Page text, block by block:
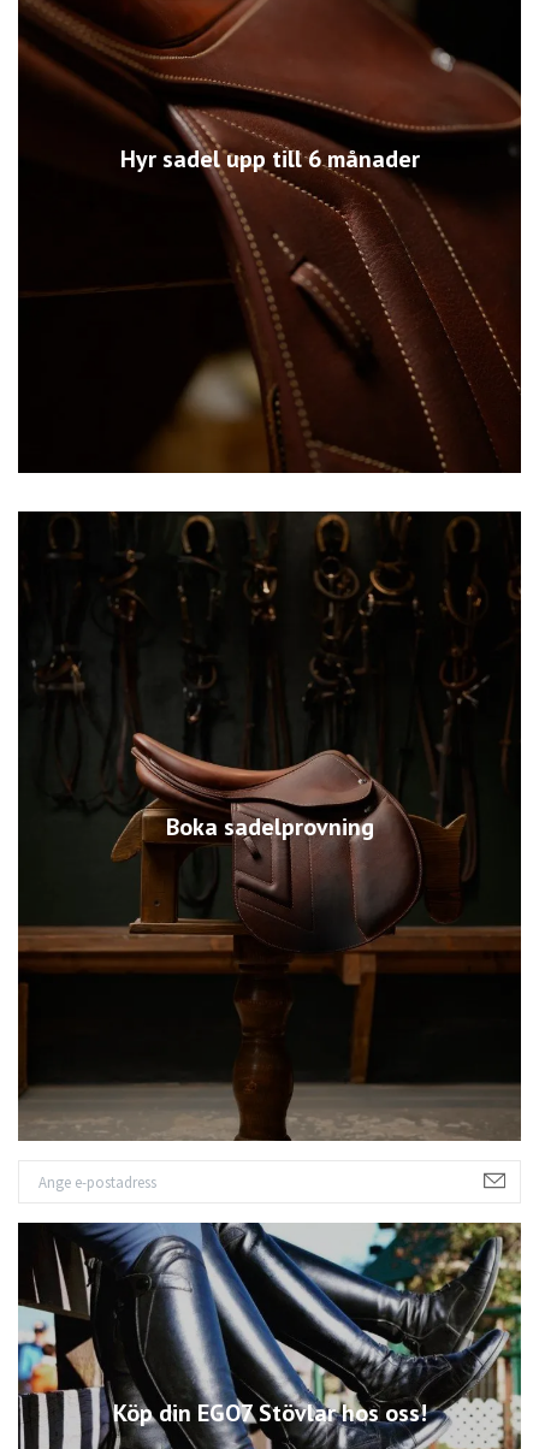
Hyr sadel upp till 6 månader
Boka sadelprovning
Köp din EGO7 Stövlar hos oss!